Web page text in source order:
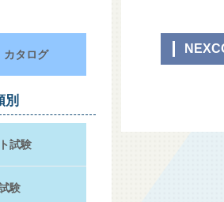
カタログ
別
試験
験